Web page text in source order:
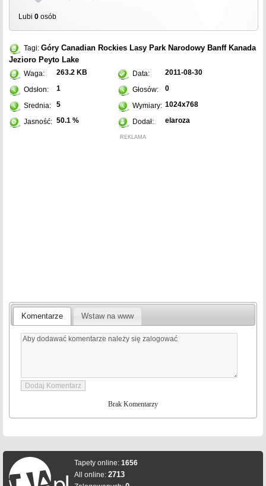
Lubi 0 osób
Tagi: Góry Canadian Rockies Lasy Park Narodowy Banff Kanada
Jezioro Peyto Lake
Waga: 263.2 KB Data: 2011-08-30
Odsłon: 1 Głosów: 0
Srednia: 5 Wymiary: 1024x768
Jasność: 50.1 % Dodał: elaroza
REKLAMA
Komentarze Wstaw na www
Brak Komentarzy
Tapety online: 1656
All online: 2713